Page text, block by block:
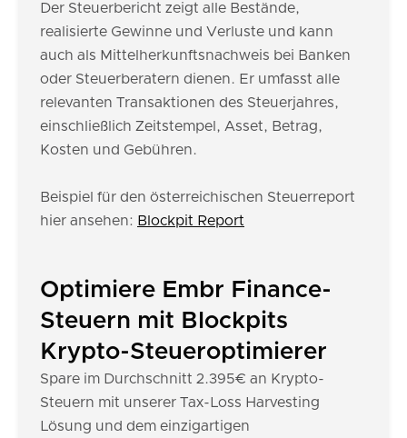
Der Steuerbericht zeigt alle Bestände,
realisierte Gewinne und Verluste und kann
auch als Mittelherkunftsnachweis bei Banken
oder Steuerberatern dienen. Er umfasst alle
relevanten Transaktionen des Steuerjahres,
einschließlich Zeitstempel, Asset, Betrag,
Kosten und Gebühren.
Beispiel für den österreichischen Steuerreport
hier ansehen: Blockpit Report
Optimiere Embr Finance-
Steuern mit Blockpits
Krypto-Steueroptimierer
Spare im Durchschnitt 2.395€ an Krypto-
Steuern mit unserer Tax-Loss Harvesting
Lösung und dem einzigartigen